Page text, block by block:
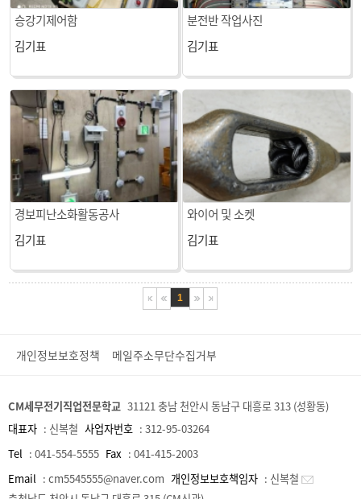
승강기제어함
김기표
분전반 작업사진
김기표
경보피난소화활동공사
김기표
와이어 및 소켓
김기표
1
개인정보보호정책 메일주소무단수집거부
CM세무전기직업전문학교 31121 충남 천안시 동남구 대흥로 313 (성황동)
대표자 : 신복철 사업자번호 : 312-95-03264
Tel : 041-554-5555 Fax : 041-415-2003
Email : cm5545555@naver.com 개인정보보호책임자 : 신복철